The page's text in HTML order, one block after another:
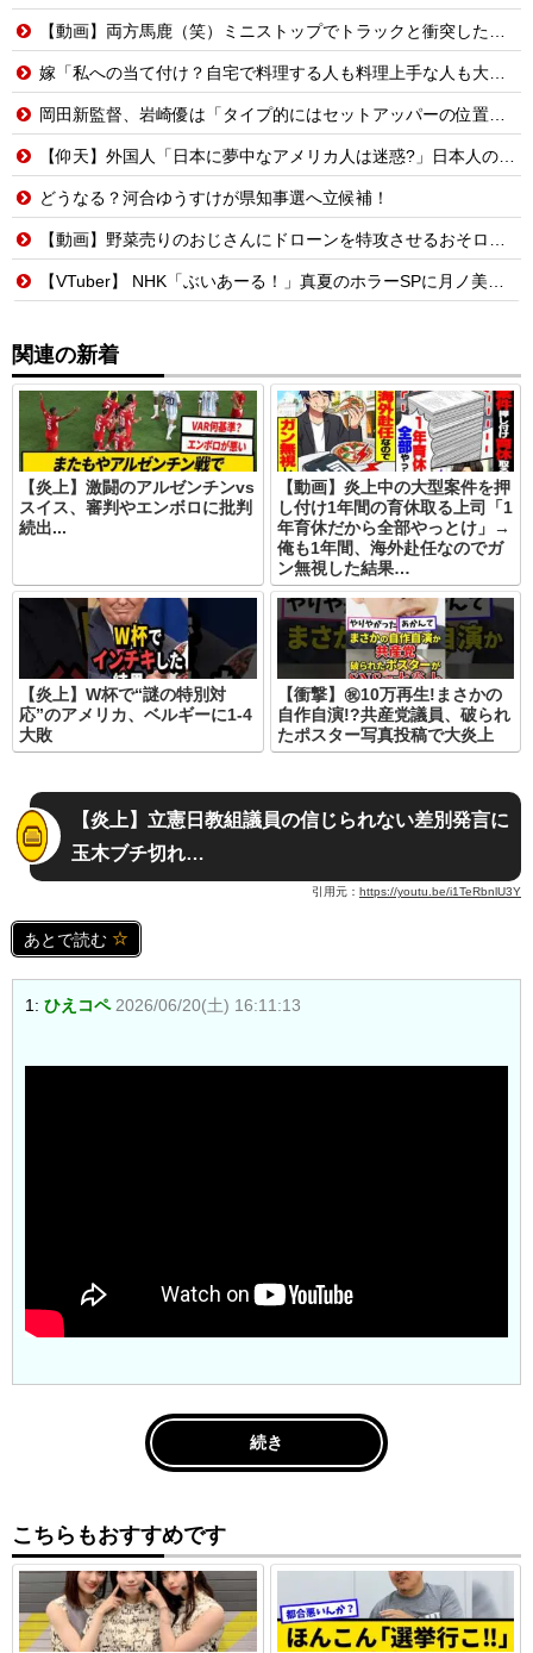
【動画】両方馬鹿（笑）ミニストップでトラックと衝突したドラレコが（ノ∇`）
嫁「私への当て付け？自宅で料理する人も料理上手な人も大っっ嫌い！」嫁が料理嫌いで育児大変だから時間ある時は俺が料理する、片付けまで全部やるって言うと嫁がヒスって困る
岡田新監督、岩崎優は「タイプ的にはセットアッパーの位置が一番合うてる」←おーん
【仰天】外国人「日本に夢中なアメリカ人は迷惑?」日本人の回答が的確すぎた
どうなる？河合ゆうすけが県知事選へ立候補！
【動画】野菜売りのおじさんにドローンを特攻させるおそロシア。
【VTuber】 NHK「ぶいあーる！」真夏のホラーSPに月ノ美兎・ましろ爻・市松寿ゞ謡が出演！“VTuber×ホラー”を語る【8/8(土)21:05】
関連の新着
【炎上】激闘のアルゼンチンvs
スイス、審判やエンボロに批判
続出...
【動画】炎上中の大型案件を押
し付け1年間の育休取る上司「1
年育休だから全部やっとけ」→
俺も1年間、海外赴任なのでガ
ン無視した結果…
【炎上】W杯で“謎の特別対
応”のアメリカ、ベルギーに1-4
大敗
【衝撃】㊗️10万再生!まさかの
自作自演!?共産党議員、破られ
たポスター写真投稿で大炎上
【炎上】立憲日教組議員の信じられない差別発言に
玉木ブチ切れ…
引用元： https://youtu.be/i1TeRbnlU3Y
あとで読む
1: ひえコペ 2026/06/20(土) 16:11:13
続き
こちらもおすすめです